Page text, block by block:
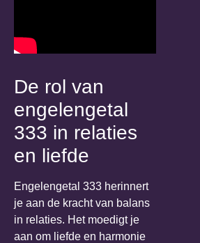
De rol van
engelengetal
333 in relaties
en liefde
Engelengetal 333 herinnert
je aan de kracht van balans
in relaties. Het moedigt je
aan om liefde en harmonie